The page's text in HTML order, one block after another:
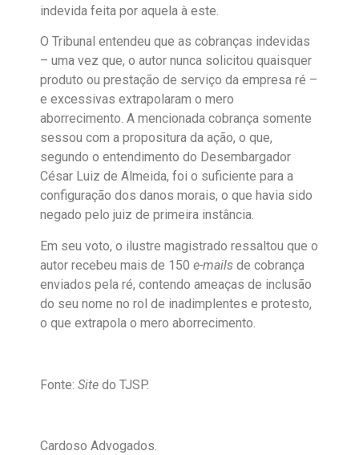
indevida feita por aquela à este.
O Tribunal entendeu que as cobranças indevidas
– uma vez que, o autor nunca solicitou quaisquer
produto ou prestação de serviço da empresa ré –
e excessivas extrapolaram o mero
aborrecimento. A mencionada cobrança somente
sessou com a propositura da ação, o que,
segundo o entendimento do Desembargador
César Luiz de Almeida, foi o suficiente para a
configuração dos danos morais, o que havia sido
negado pelo juiz de primeira instância.
Em seu voto, o ilustre magistrado ressaltou que o
autor recebeu mais de 150 e-mails de cobrança
enviados pela ré, contendo ameaças de inclusão
do seu nome no rol de inadimplentes e protesto,
o que extrapola o mero aborrecimento.
Fonte: Site do TJSP.
Cardoso Advogados.